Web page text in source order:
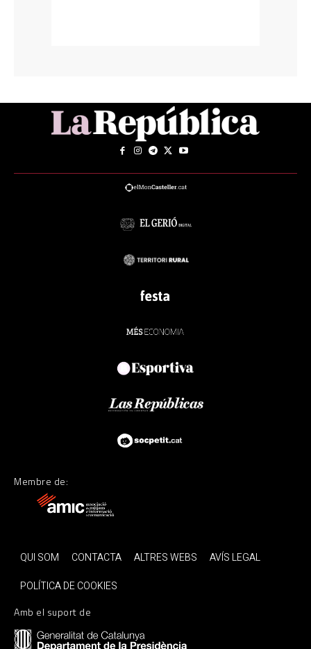
Membre de:
QUI SOM CONTACTA ALTRES WEBS
AVÍS LEGAL
POLÍTICA DE COOKIES
Amb el suport de